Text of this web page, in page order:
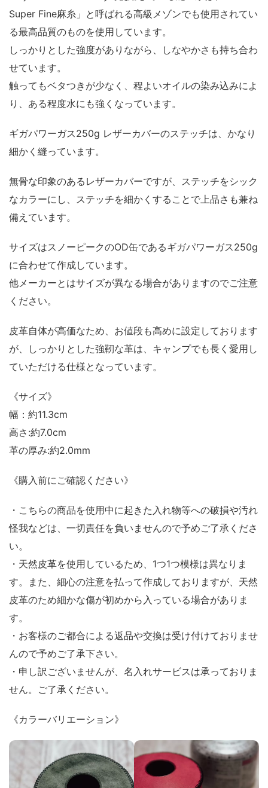
Super Fine麻糸」と呼ばれる高級メゾンでも使用されてい
る最高品質のものを使用しています。
しっかりとした強度がありながら、しなやかさも持ち合わ
せています。
触ってもベタつきが少なく、程よいオイルの染み込みによ
り、ある程度水にも強くなっています。
ギガパワーガス250g レザーカバーのステッチは、かなり
細かく縫っています。
無骨な印象のあるレザーカバーですが、ステッチをシック
なカラーにし、ステッチを細かくすることで上品さも兼ね
備えています。
サイズはスノーピークのOD缶であるギガパワーガス250g
に合わせて作成しています。
他メーカーとはサイズが異なる場合がありますのでご注意
ください。
皮革自体が高価なため、お値段も高めに設定しております
が、しっかりとした強靭な革は、キャンプでも長く愛用し
ていただける仕様となっています。
《サイズ》
幅：約11.3cm
高さ:約7.0cm
革の厚み:約2.0mm
《購入前にご確認ください》
・こちらの商品を使用中に起きた入れ物等への破損や汚れ
怪我などは、一切責任を負いませんので予めご了承くださ
い。
・天然皮革を使用しているため、1つ1つ模様は異なりま
す。また、細心の注意を払って作成しておりますが、天然
皮革のため細かな傷が初めから入っている場合がありま
す。
・お客様のご都合による返品や交換は受け付けておりませ
んので予めご了承下さい。
・申し訳ございませんが、名入れサービスは承っておりま
せん。ご了承ください。
《カラーバリエーション》